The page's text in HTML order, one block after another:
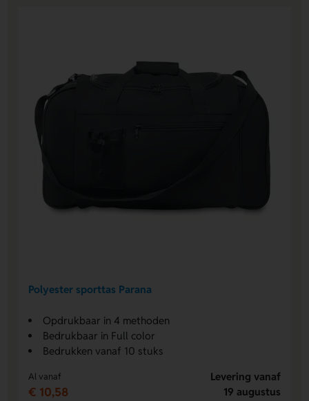
Polyester sporttas Parana
Opdrukbaar in 4 methoden
Bedrukbaar in Full color
Bedrukken vanaf 10 stuks
Al vanaf
€ 10,58
Levering vanaf
19 augustus